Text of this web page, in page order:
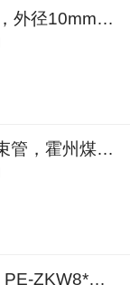
8*1聚乙烯塑料束管，外径10mm的聚乙烯塑料束管
PE-ZKW-8*12矿用束管，霍州煤矿用聚乙烯束管
带护套的单芯束管，PE-ZKW8*8聚乙烯束管